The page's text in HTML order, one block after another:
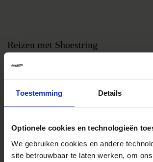
Toestemming Details
Optionele cookies en technologieën
We gebruiken cookies en andere
site betrouwbaar te laten werken, om
Reizen met Shoestring
De belangrijkste info op een rij
Bestemmingen
Duurzaam reizen
Reis- en annuleringsvoorwaarden
Veelgestelde vragen
Inloggen op mijn.Shoestring